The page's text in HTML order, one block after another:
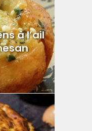
à l’ail